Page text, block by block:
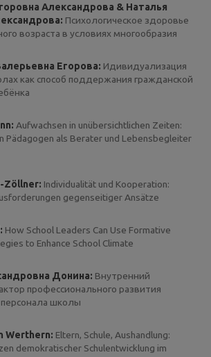
Александрова & Наталья
Психологическое здоровье
возраста в условиях многообразия
Егорова: Идивидуализация
как способ поддержания гражданской
Aufwachsen in unübersichtlichen Zeiten:
Pädagogen als Berater und Lebensbegleiter
Zöllner: Individualität und Kooperation:
gegenseitiger Ansätze
How School Leaders Can Use Formative
to Enhance School Climate
Донина: Внутренний
профессионального развития
персонала школы
Werthern: Eltern, Schule, Aushandlung:
demokratischer Schulentwicklung im